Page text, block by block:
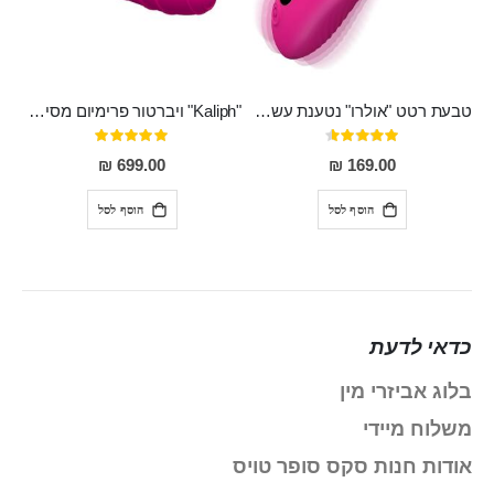
טבעת רטט "אולרו" נטענת עשויה סיליקון רפואי עם רטט חזק ומטריף חושים
דירוג:
91%
169.00 ₪
הוסף לסל
"Kaliph" ויברטור פרימיום מסיליקון רפואי , נטען, שקט במיוחד, מסתובב ומתפתל, שמנמן עם חדירה 14 סמ
דירוג:
100%
699.00 ₪
הוסף לסל
כדאי לדעת
בלוג אביזרי מין
משלוח מיידי
אודות חנות סקס סופר טויס